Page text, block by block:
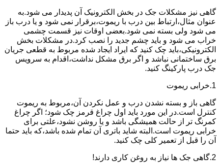
گاهی نیز مشکلات جک در بخش الکترونیک آن پدیدار می شود.به
عنوان مثال،ارتباط بین درب با ریموت،برقرار نمی شود و یا درب باز
می شود ولی بسته نمی شود.بعضی اوقات نیز قسمت چشمی
خراب می شود و باید چشم جدید را نصب کرد.در مشکلات بخش
الکترونیکی،باید چک کنید که ایراد ایجاد شده مربوط به قطعی جریان
برق ساختمانی نباشد و اگر برق مشکل نداشت،اقدام به سرویس
جک درب پارکینگ کنید.
1.خرابی ریموت
گاهی باز و بسته نشدن درب و عمل نکردن آن،مربوط به ریموت
کنترل است.در این مورد باید اول چراغ قرمز چک شود؛ اگر چراغ
کمرنگ تر از حالت همیشگی باشد و یا روشن نشود،علتی برای
خرابی ریموت است.البته شاید باتری آن تمام شده باشد،که باید حتما
آن را قبل از تعمیر کلی چک کنید.
2.گاهی جک ها نیاز به روغن کاری دارند!